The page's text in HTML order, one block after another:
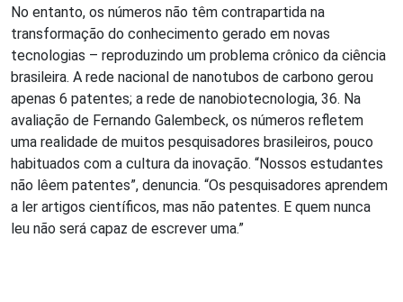
No entanto, os números não têm contrapartida na
transformação do conhecimento gerado em novas
tecnologias – reproduzindo um problema crônico da ciência
brasileira. A rede nacional de nanotubos de carbono gerou
apenas 6 patentes; a rede de nanobiotecnologia, 36. Na
avaliação de Fernando Galembeck, os números refletem
uma realidade de muitos pesquisadores brasileiros, pouco
habituados com a cultura da inovação. “Nossos estudantes
não lêem patentes”, denuncia. “Os pesquisadores aprendem
a ler artigos científicos, mas não patentes. E quem nunca
leu não será capaz de escrever uma.”